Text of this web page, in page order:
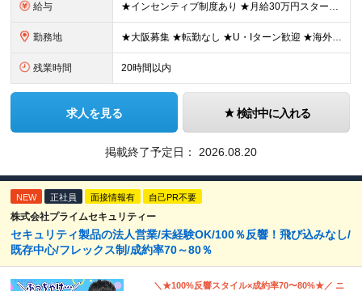
給与 ★インセンティブ制度あり ★月給30万円スタートも可 月給23万円～30万円＋諸手当＋賞与 ※経験・スキルを考慮の上、決定します ※試用期間6ヶ月間あり（期間中の条件に差異はありません） ※残業代
勤務地 ★大阪募集 ★転勤なし ★U・Iターン歓迎 ★海外出張もあり ※本人の希望を最大限に考慮 ┗韓国やタイ、マレーシア、アメリカなどなど…様々な国に行けるチャンス！ 【本社】 大阪府大阪市東成区玉津1丁
残業時間 20時間以内
求人を見る 検討中に入れる
掲載終了予定日： 2026.08.20
NEW 正社員 面接情報有 自己PR不要
株式会社プライムセキュリティー
セキュリティ製品の法人営業/未経験OK/100％反響！飛び込みなし/
既存中心/フレックス制/成約率70～80％
＼★100%反響スタイル×成約率70〜80%★／ ニ